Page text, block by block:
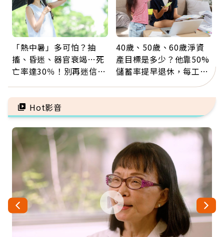
「熱中暑」多可怕？抽
搐、昏迷、器官衰竭…死
亡率達30％！別再迷信
5招才能真救命
40歲、50歲、60歲淨資
產目標是多少？他靠50%
儲蓄率提早退休，每工作
Hot影音